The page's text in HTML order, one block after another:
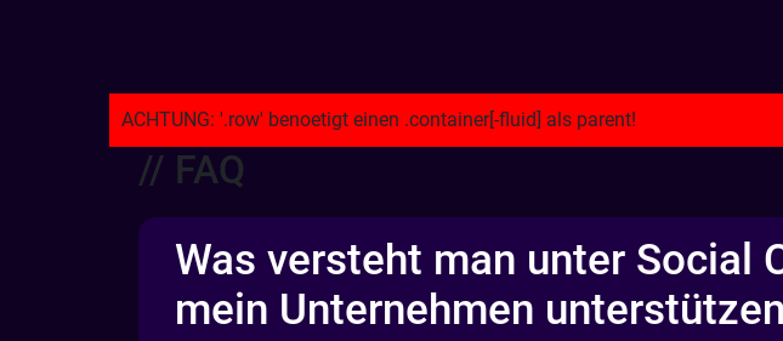
// FAQ
Was versteht man unter Social
mein Unternehmen